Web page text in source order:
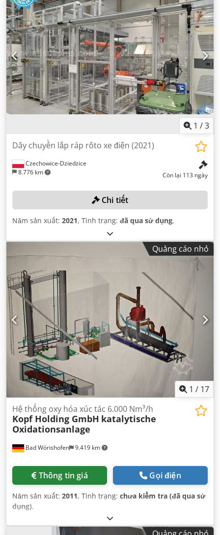
1 /3
Czechowice-Dziedzice
8.776 km
Dây chuyền lắp ráp rôto xe điện (2021)
Còn lại 113 ngày
Chi tiết
Năm sản xuất: 2021, Tình trạng: đã qua sử dụng,
Quảng cáo nhỏ
1 / 17
Bad Wörishofen 9.419 km
Hệ thống oxy hóa xúc tác 6.000 Nm³/h
Kopf Holding GmbH katalytische
Oxidationsanlage
Thông tin giá Gọi điện
Năm sản xuất: 2011, Tình trạng: chưa kiểm tra (đã qua sử
dụng),